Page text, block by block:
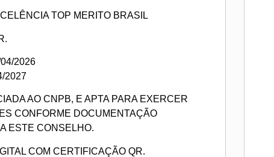
TOP MERITO BRASIL
2026
2027
AO CNPB, E APTA PARA EXERCER
CONFORME DOCUMENTAÇÃO
ESTE CONSELHO.
COM CERTIFICAÇÃO QR.